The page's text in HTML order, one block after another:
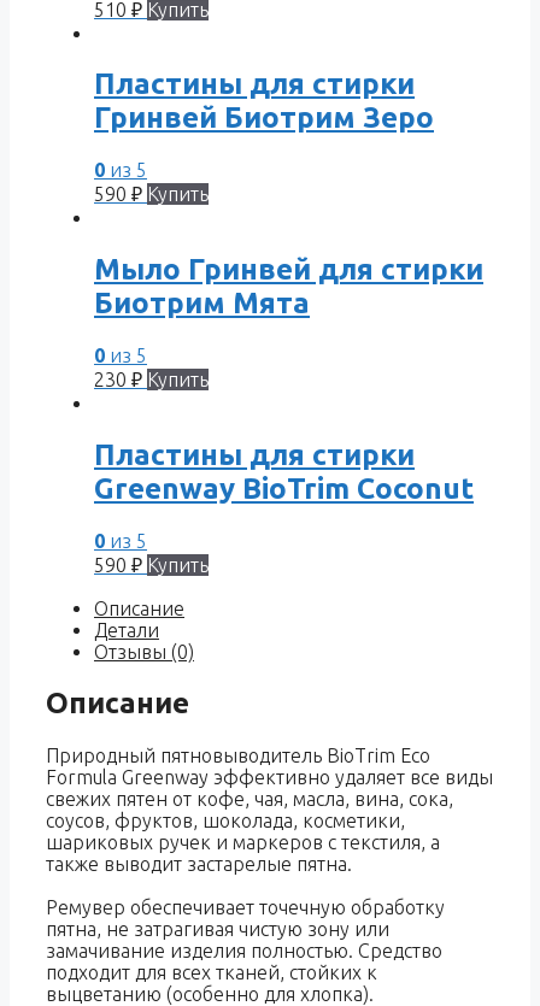
510 ₽ Купить
Пластины для стирки
Гринвей Биотрим Зеро
0 из 5
590 ₽ Купить
Мыло Гринвей для стирки
Биотрим Мята
0 из 5
230 ₽ Купить
Пластины для стирки
Greenway BioTrim Coconut
0 из 5
590 ₽ Купить
Описание
Детали
Отзывы (0)
Описание
Природный пятновыводитель BioTrim Eco
Formula Greenway эффективно удаляет все виды
свежих пятен от кофе, чая, масла, вина, сока,
соусов, фруктов, шоколада, косметики,
шариковых ручек и маркеров с текстиля, а
также выводит застарелые пятна.
Ремувер обеспечивает точечную обработку
пятна, не затрагивая чистую зону или
замачивание изделия полностью. Средство
подходит для всех тканей, стойких к
выцветанию (особенно для хлопка).